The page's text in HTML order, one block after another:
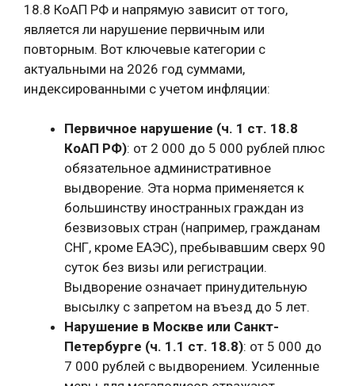
18.8 КоАП РФ и напрямую зависит от того,
является ли нарушение первичным или
повторным. Вот ключевые категории с
актуальными на 2026 год суммами,
индексированными с учетом инфляции:
Первичное нарушение (ч. 1 ст. 18.8
КоАП РФ): от 2 000 до 5 000 рублей плюс
обязательное административное
выдворение. Эта норма применяется к
большинству иностранных граждан из
безвизовых стран (например, гражданам
СНГ, кроме ЕАЭС), пребывавшим сверх 90
суток без визы или регистрации.
Выдворение означает принудительную
высылку с запретом на въезд до 5 лет.
Нарушение в Москве или Санкт-
Петербурге (ч. 1.1 ст. 18.8): от 5 000 до
7 000 рублей с выдворением. Усиленные